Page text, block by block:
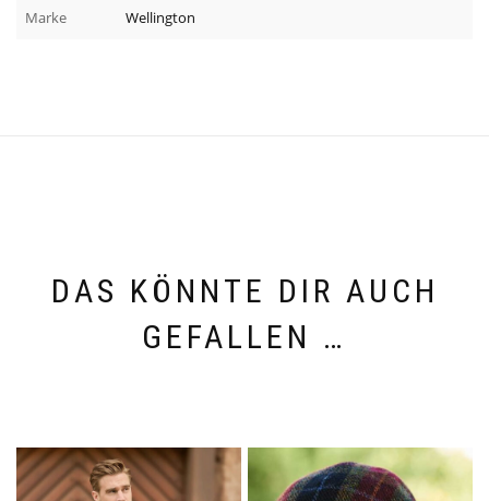
Marke Wellington
DAS KÖNNTE DIR AUCH
GEFALLEN …